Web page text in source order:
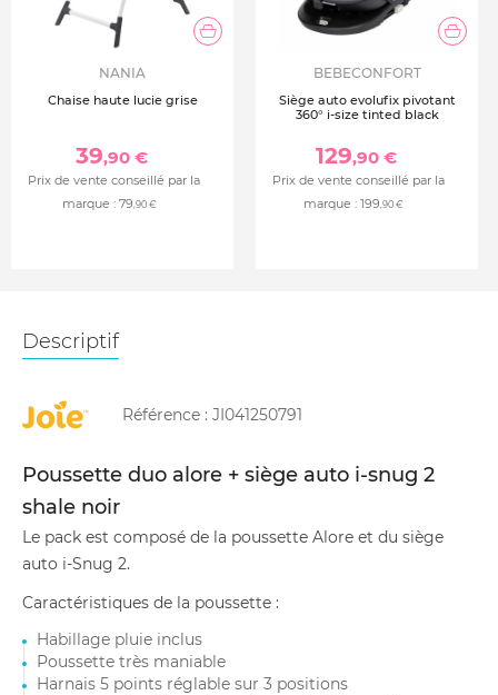
NANIA
Chaise haute lucie grise
39,90 €
Prix de vente conseillé par la
marque : 79,90 €
BEBECONFORT
Siège auto evolufix pivotant
360° i-size tinted black
129,90 €
Prix de vente conseillé par la
marque : 199,90 €
Descriptif
Référence : JI041250791
Poussette duo alore + siège auto i-snug 2
shale noir
Le pack est composé de la poussette Alore et du siège
auto i-Snug 2.
Caractéristiques de la poussette :
Habillage pluie inclus
Poussette très maniable
Harnais 5 points réglable sur 3 positions